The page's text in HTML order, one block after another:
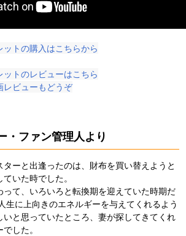
トの購入はこちらから
トのレビューはこちら
ビューもどうぞ
・ファン管理人より
ーと出逢ったのは、財布を買い替えようと
いた時でした。
って、いろいろと転換期を迎えていた時期だ
生に上向きのエネルギーを与えてくれるよう
いと思っていたところ、妻が探してきてくれ
した。